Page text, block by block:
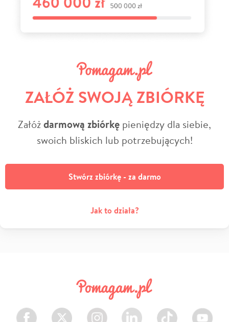
ZAŁÓŻ SWOJĄ ZBIÓRKĘ
Załóżdarmową zbiórkę pieniędzy dla siebie,
swoich bliskich lub potrzebujących!
Stwórz zbiórkę - za darmo
Jak to działa?
Facebook Twitter Instagram LinkedIn TikTok Youtube